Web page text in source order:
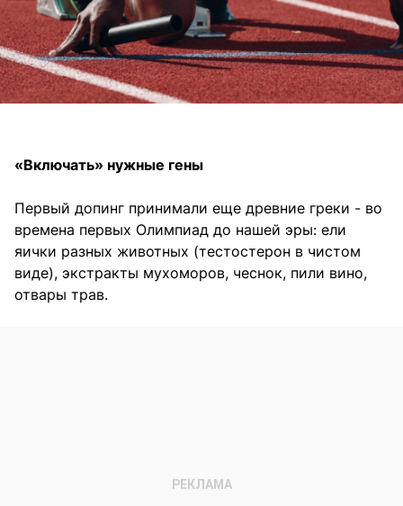
«Включать» нужные гены
Первый допинг принимали еще древние греки - во
времена первых Олимпиад до нашей эры: ели
яички разных животных (тестостерон в чистом
виде), экстракты мухоморов, чеснок, пили вино,
отвары трав.